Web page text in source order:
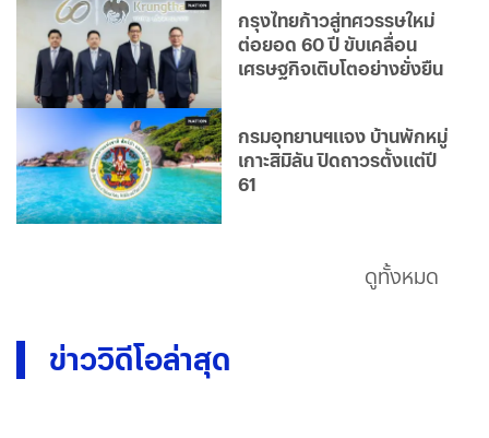
กรุงไทยก้าวสู่ทศวรรษใหม่
ต่อยอด 60 ปี ขับเคลื่อน
เศรษฐกิจเติบโตอย่างยั่งยืน
กรมอุทยานฯแจง บ้านพักหมู่
เกาะสิมิลัน ปิดถาวรตั้งแต่ปี
61
ดูทั้งหมด
ข่าววิดีโอล่าสุด